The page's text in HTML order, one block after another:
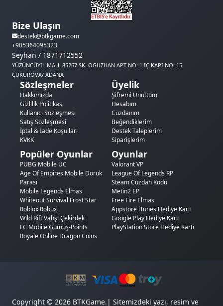
Bize Ulaşın
destek@btkgame.com
+905364095323
Seyhan / 1871712552
YÜZÜNCÜYIL MAH. 85267 SK. OGUZHAN APT NO: 1 IÇ KAPI NO: 15
ÇUKUROVA/ ADANA
Sözleşmeler
Hakkımızda
Gizlilik Politikası
Kullanıcı Sözleşmesi
Satış Sözleşmesi
İptal & İade Koşulları
KVKK
Üyelik
Şifremi Unuttum
Hesabım
Cüzdanım
Beğendiklerim
Destek Taleplerim
Siparişlerim
Popüler Oyunlar
PUBG Mobile UC
Age Of Empires Mobile Doruk
Parası
Mobile Legends Elmas
Whiteout Survival Frost Star
Roblox Robux
Wild Rift Vahşi Çekirdek
FC Mobile Gümüş-Points
Royale Online Dragon Coins
Oyunlar
Valorant VP
League Of Legends RP
Steam Cüzdan Kodu
Metin2 EP
Free Fire Elmas
Appstore iTunes Hediye Kartı
Google Play Hediye Kartı
PlayStation Store Hediye Kartı
Copyright © 2026 BTKGame.| Sitemizdeki yazı, resim ve